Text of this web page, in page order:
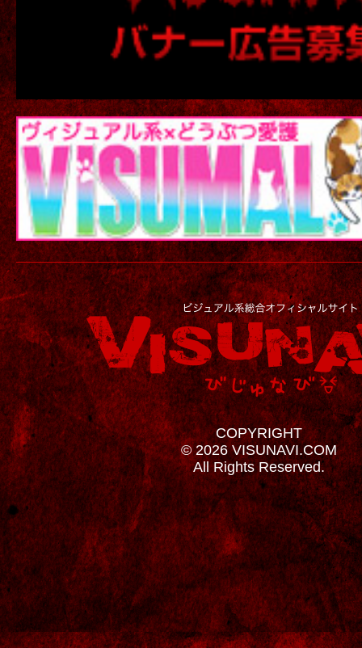
COPYRIGHT
© 2026 VISUNAVI.COM
All Rights Reserved.